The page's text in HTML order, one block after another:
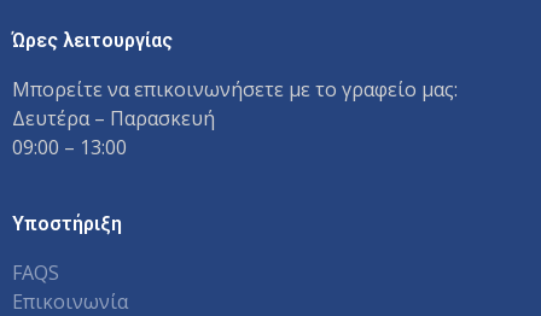
Ώρες λειτουργίας
Μπορείτε να επικοινωνήσετε με το γραφείο μας:
Δευτέρα – Παρασκευή
09:00 – 13:00
Υποστήριξη
FAQS
Επικοινωνία